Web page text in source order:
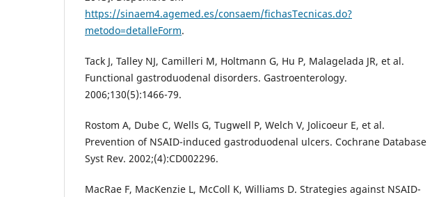
https://sinaem4.agemed.es/consaem/fichasTecnicas.do?
metodo=detalleForm.
Tack J, Talley NJ, Camilleri M, Holtmann G, Hu P, Malagelada JR, et al.
Functional gastroduodenal disorders. Gastroenterology.
2006;130(5):1466-79.
Rostom A, Dube C, Wells G, Tugwell P, Welch V, Jolicoeur E, et al.
Prevention of NSAID-induced gastroduodenal ulcers. Cochrane Database
Syst Rev. 2002;(4):CD002296.
MacRae F, MacKenzie L, McColl K, Williams D. Strategies against NSAID-